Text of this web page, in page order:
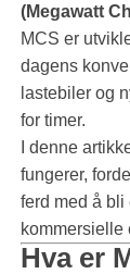
(Megawatt
MCS er
dagens
lastebiler og
for timer.
I denne
fungerer,
ferd med å bli
kommersielle
Hva er